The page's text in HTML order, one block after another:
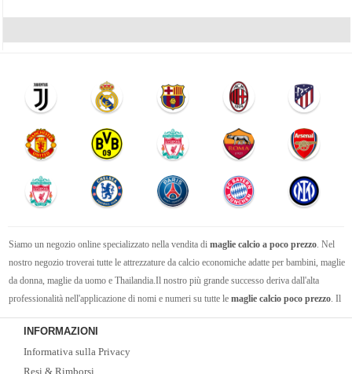
Siamo un negozio online specializzato nella vendita di maglie calcio a poco prezzo . Nel
nostro negozio troverai tutte le attrezzature da calcio economiche adatte per bambini, maglie
da donna, maglie da uomo e Thailandia.Il nostro più grande successo deriva dall'alta
professionalità nell'applicazione di nomi e numeri su tutte le maglie calcio poco prezzo . Il
nostro pluriennale team tecnico è universalmente riconosciuto per la precisione e cura nel
personalizzare e nell'applicare i nomi e numeri ufficiali sulle maglie della Seria A, Premier
League, Liga Spagnola, Bundesliga, la nostra Nazionale e le varie nazionali.
INFORMAZIONI
Informativa sulla Privacy
Resi & Rimborsi